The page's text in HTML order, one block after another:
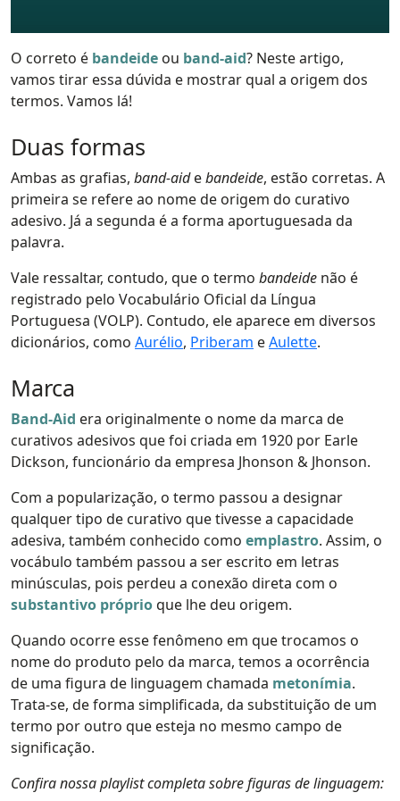
O correto é bandeide ou band-aid? Neste artigo,
vamos tirar essa dúvida e mostrar qual a origem dos
termos. Vamos lá!
Duas formas
Ambas as grafias, band-aidebandeide, estão corretas. A
primeira se refere ao nome de origem do curativo
adesivo. Já a segunda é a forma aportuguesada da
palavra.
Vale ressaltar, contudo, que o termo bandeide não é
registrado pelo Vocabulário Oficial da Língua
Portuguesa (VOLP). Contudo, ele aparece em diversos
dicionários, como Aurélio, Priberam eAulette.
Marca
Band-Aid era originalmente o nome da marca de
curativos adesivos que foi criada em 1920 por Earle
Dickson, funcionário da empresa Jhonson & Jhonson.
Com a popularização, o termo passou a designar
qualquer tipo de curativo que tivesse a capacidade
adesiva, também conhecido como emplastro. Assim, o
vocábulo também passou a ser escrito em letras
minúsculas, pois perdeu a conexão direta com o
substantivo próprioque lhe deu origem.
Quando ocorre esse fenômeno em que trocamos o
nome do produto pelo da marca, temos a ocorrência
de uma figura de linguagem chamada metonímia.
Trata-se, de forma simplificada, da substituição de um
termo por outro que esteja no mesmo campo de
significação.
Confira nossa playlist completa sobre figuras de linguagem: